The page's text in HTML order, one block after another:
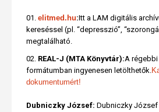
elitmed.hu:Itt a LAM digitális
kereséssel (pl. “depresszió”,
megtalálható.
REAL-J (MTA Könyvtár):A
formátumban ingyenesen letölthetők.
dokumentumért!
Dubniczky József:Dubniczky József